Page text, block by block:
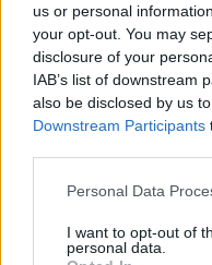
us or personal
your opt-out. You may
disclosure of your
IAB’s list of downstream
also be disclosed by us
Downstream Participants
Personal Data
I want to opt-out of
personal data.